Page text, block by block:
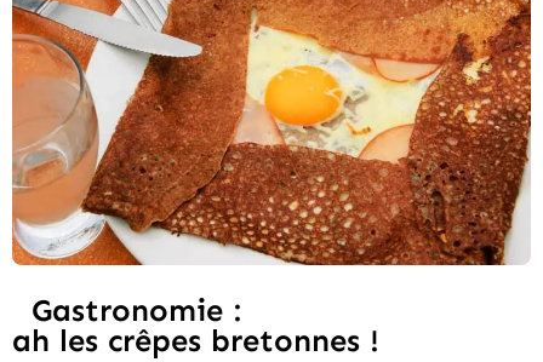
Gastronomie :
ah les crêpes bretonnes !